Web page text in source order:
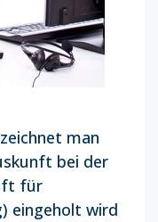
man
bei der
für
eingeholt wird